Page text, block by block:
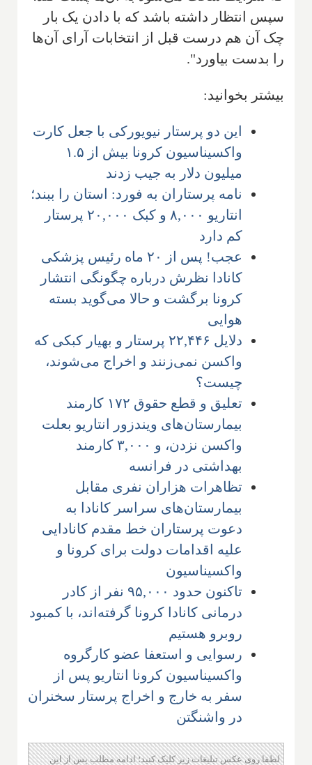
سپس انتظار داشته باشد که با دادن یک بار
چک آن هم درست قبل از انتخابات آرای آن‌ها
را بدست بیاورد".
بیشتر بخوانید:
این دو پرستار نیویورکی با جعل کارت
واکسیناسیون کرونا بیش از ۱.۵
میلیون دلار به جیب زدند
نامه پرستاران به فورد: استان را ببند؛
انتاریو ۸,۰۰۰ و کبک ۲۰,۰۰۰ پرستار
کم دارد
عجب! پس از ۲۰ ماه رئیس پزشکی
کانادا نظرش درباره چگونگی انتشار
کرونا برگشت و حالا می‌گوید بسته
هوایی
دلایل ۲۲,۴۴۶ پرستار و بهیار کبکی که
واکسن نمی‌زنند و اخراج می‌شوند،
چیست؟
تعلیق و قطع حقوق ۱۷۲ کارمند
بیمارستان‌های ویندزور انتاریو بعلت
واکسن نزدن، و ۳,۰۰۰ کارمند
بهداشتی در فرانسه
تظاهرات هزاران نفری مقابل
بیمارستان‌های سراسر کانادا به
دعوت پرستاران خط مقدم کانادایی
علیه اقدامات دولت برای کرونا و
واکسیناسیون
تاکنون حدود ۹۵,۰۰۰ نفر از کادر
درمانی کانادا کرونا گرفته‌اند، با کمبود
روبرو هستیم
رسوایی و استعفا عضو کارگروه
واکسیناسیون کرونا انتاریو پس از
سفر به خارج و اخراج پرستار سخنران
در واشنگتن
لطفا روی عکس تبلیغات زیر کلیک کنید؛ ادامه مطلب پس از این